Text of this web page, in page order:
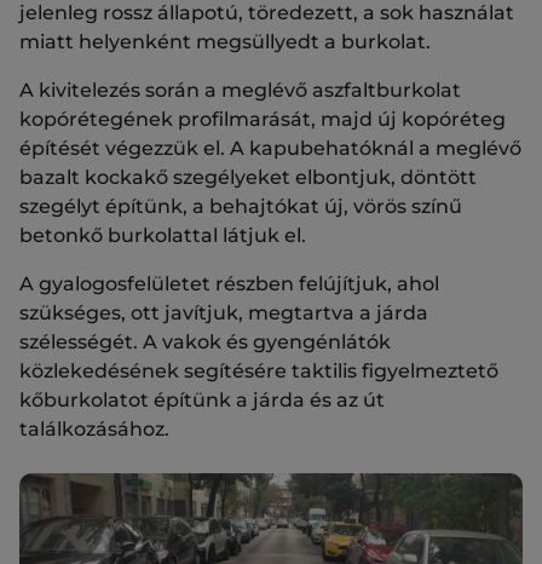
jelenleg rossz állapotú, töredezett, a sok használat
miatt helyenként megsüllyedt a burkolat.
A kivitelezés során a meglévő aszfaltburkolat
kopórétegének profilmarását, majd új kopóréteg
építését végezzük el. A kapubehatóknál a meglévő
bazalt kockakő szegélyeket elbontjuk, döntött
szegélyt építünk, a behajtókat új, vörös színű
betonkő burkolattal látjuk el.
A gyalogosfelületet részben felújítjuk, ahol
szükséges, ott javítjuk, megtartva a járda
szélességét. A vakok és gyengénlátók
közlekedésének segítésére taktilis figyelmeztető
kőburkolatot építünk a járda és az út
találkozásához.